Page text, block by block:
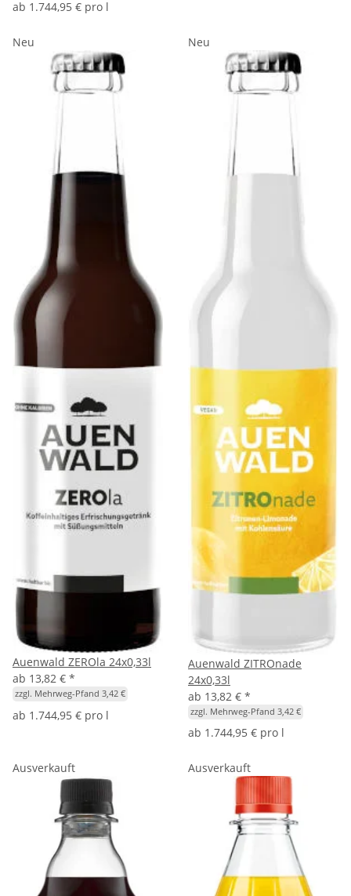
ab 1.744,95 € pro l
Neu
Auenwald ZEROla 24x0,33l
ab 13,82 € *
zzgl. Mehrweg-Pfand 3,42 €
ab 1.744,95 € pro l
Neu
Auenwald ZITROnade
24x0,33l
ab 13,82 € *
zzgl. Mehrweg-Pfand 3,42 €
ab 1.744,95 € pro l
Ausverkauft Ausverkauft